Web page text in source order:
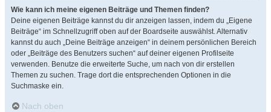
Wie kann ich meine eigenen Beiträge und Themen finden?
Deine eigenen Beiträge kannst du dir anzeigen lassen, indem du „Eigene
Beiträge“ im Schnellzugriff oben auf der Boardseite auswählst. Alternativ
kannst du auch „Deine Beiträge anzeigen“ in deinem persönlichen Bereich
oder „Beiträge des Benutzers suchen“ auf deiner eigenen Profilseite
verwenden. Benutze die erweiterte Suche, um nach von dir erstellen
Themen zu suchen. Trage dort die entsprechenden Optionen in die
Suchmaske ein.
Nach oben